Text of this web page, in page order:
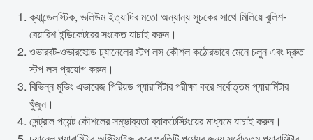
ক্যান্ডেলস্টিক, ভলিউম ইত্যাদির মতো অন্যান্য সূচকের সাথে মিলিয়ে বুলিশ-
বেয়ারিশ ইন্ডিকেটরের সংকেত যাচাই করুন।
ওভারবট-ওভারসোল্ড চ্যানেলের স্টপ লস কৌশল কঠোরভাবে মেনে চলুন এবং দ্রুত
স্টপ লস প্রয়োগ করুন।
বিভিন্ন মুভিং এভারেজ পিরিয়ড প্যারামিটার পরীক্ষা করে সর্বোত্তম প্যারামিটার
খুঁজুন।
সেন্ট্রাল পয়েন্ট কৌশলের সম্ভাব্যতা ব্যাকটেস্টিংয়ের মাধ্যমে যাচাই করুন।